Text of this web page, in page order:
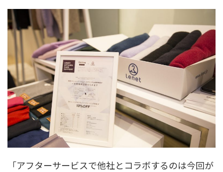
「アフターサービスで他社とコラボするのは今回が